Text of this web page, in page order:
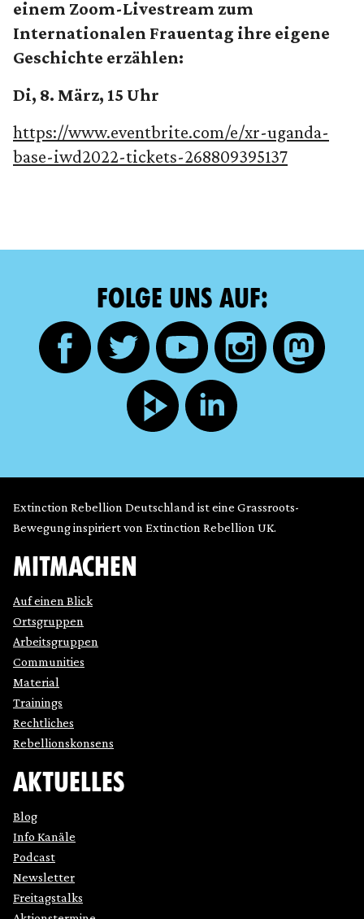
einem Zoom-Livestream zum
Internationalen Frauentag ihre eigene
Geschichte erzählen:
Di, 8. März, 15 Uhr
https://www.eventbrite.com/e/xr-uganda-
base-iwd2022-tickets-268809395137
FOLGE UNS AUF:
Extinction Rebellion Deutschland ist eine Grassroots-
Bewegung inspiriert von Extinction Rebellion UK.
MITMACHEN
Auf einen Blick
Ortsgruppen
Arbeitsgruppen
Communities
Material
Trainings
Rechtliches
Rebellionskonsens
AKTUELLES
Blog
Info Kanäle
Podcast
Newsletter
Freitagstalks